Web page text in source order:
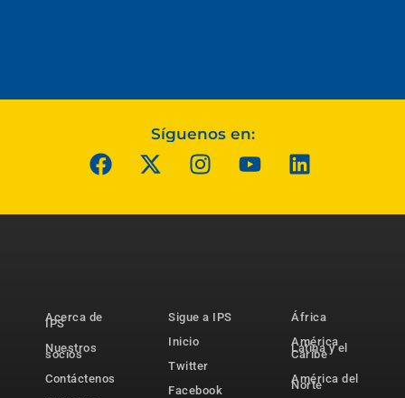
Síguenos en:
Acerca de
IPS
Nuestros
socios
Contáctenos
Sigue a IPS
Inicio
Twitter
Facebook
África
América
Latina y el
Caribe
América del
Norte